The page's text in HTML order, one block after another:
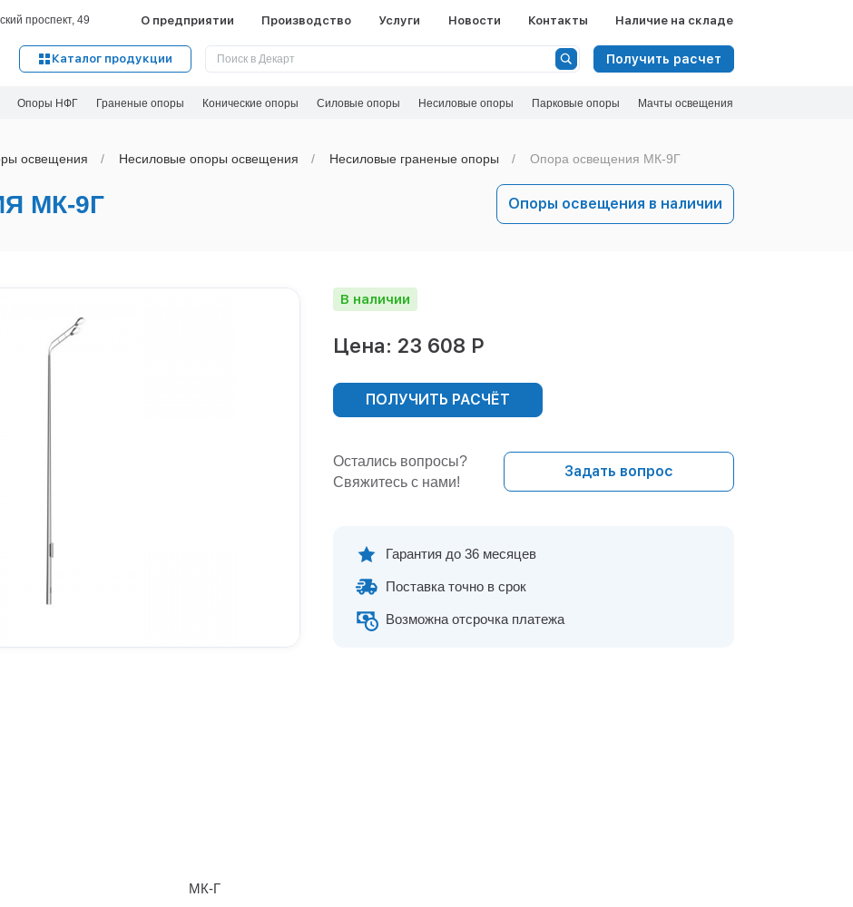
проспект, 49 О предприятии Производство Услуги Новости Контакты Наличие на складе
Каталог продукции Получить расчет
Опоры НФГ Граненые опоры Конические опоры Силовые опоры Несиловые опоры Парковые опоры Мачты освещения
oсвeщения Несиловые опоры освещения Несиловые граненые опоры Опора освещения МК-9Г
МК-9Г Опоры освещения в наличии
В наличии
Цена: 23 608 Р
ПОЛУЧИТЬ РАСЧЁТ
Остались вопросы?
Свяжитесь с нами!
Задать вопрос
Гарантия до 36 месяцев
Поставка точно в срок
Возможна отсрочка платежа
МК-Г